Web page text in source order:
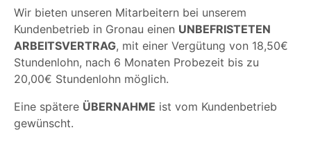
Wir bieten unseren Mitarbeitern bei unserem
Kundenbetrieb in Gronau einen UNBEFRISTETEN
ARBEITSVERTRAG, mit einer Vergütung von 18,50€
Stundenlohn, nach 6 Monaten Probezeit bis zu
20,00€ Stundenlohn möglich.
Eine spätere ÜBERNAHME ist vom Kundenbetrieb
gewünscht.